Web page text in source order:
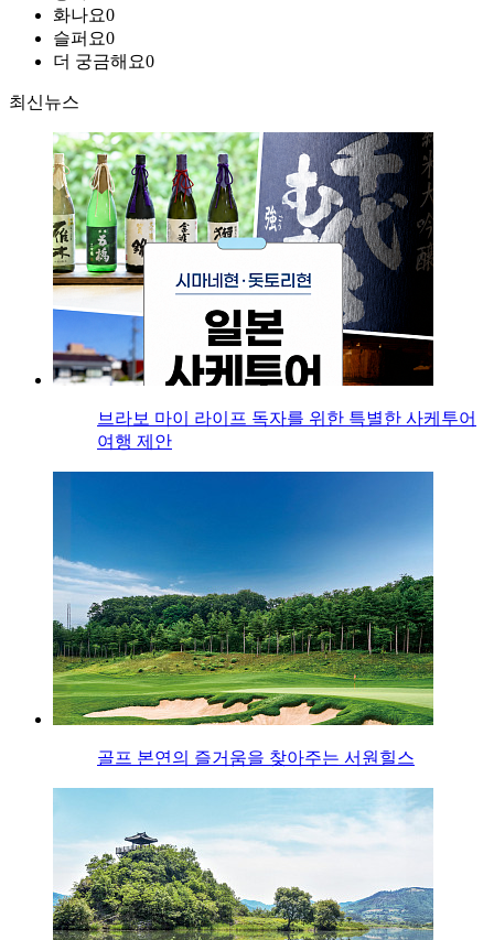
화나요0
슬퍼요0
더 궁금해요0
최신뉴스
브라보 마이 라이프 독자를 위한 특별한 사케투어
여행 제안
골프 본연의 즐거움을 찾아주는 서원힐스